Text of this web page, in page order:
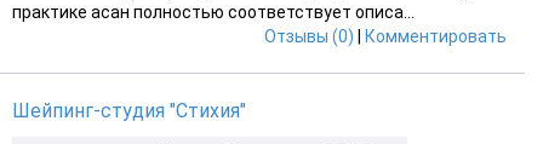
практике асан полностью соответствует описа...
Отзывы (0)
Комментировать
Шейпинг-студия "Стихия"